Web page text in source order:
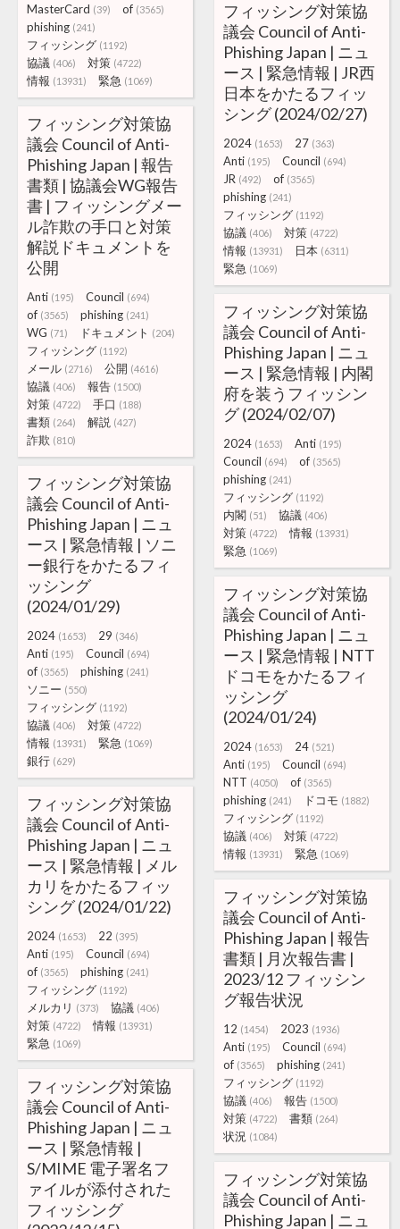
MasterCard (39) of (3565)
phishing (241)
フィッシング (1192)
協議 (406) 対策 (4722)
情報 (13931) 緊急 (1069)
フィッシング対策協
議会 Council of Anti-
Phishing Japan | ニュ
ース | 緊急情報 | JR西
日本をかたるフィッ
シング (2024/02/27)
2024 (1653) 27 (363)
Anti (195) Council (694)
JR (492) of (3565)
phishing (241)
フィッシング (1192)
協議 (406) 対策 (4722)
情報 (13931) 日本 (6311)
緊急 (1069)
フィッシング対策協
議会 Council of Anti-
Phishing Japan | 報告
書類 | 協議会WG報告
書 | フィッシングメー
ル詐欺の手口と対策
解説ドキュメントを
公開
Anti (195) Council (694)
of (3565) phishing (241)
WG (71) ドキュメント (204)
フィッシング (1192)
メール (2716) 公開 (4616)
協議 (406) 報告 (1500)
対策 (4722) 手口 (188)
書類 (264) 解説 (427)
詐欺 (810)
フィッシング対策協
議会 Council of Anti-
Phishing Japan | ニュ
ース | 緊急情報 | 内閣
府を装うフィッシン
グ (2024/02/07)
2024 (1653) Anti (195)
Council (694) of (3565)
phishing (241)
フィッシング (1192)
内閣 (51) 協議 (406)
対策 (4722) 情報 (13931)
緊急 (1069)
フィッシング対策協
議会 Council of Anti-
Phishing Japan | ニュ
ース | 緊急情報 | ソニ
ー銀行をかたるフィ
ッシング
(2024/01/29)
2024 (1653) 29 (346)
Anti (195) Council (694)
of (3565) phishing (241)
ソニー (550)
フィッシング (1192)
協議 (406) 対策 (4722)
情報 (13931) 緊急 (1069)
銀行 (629)
フィッシング対策協
議会 Council of Anti-
Phishing Japan | ニュ
ース | 緊急情報 | NTT
ドコモをかたるフィ
ッシング
(2024/01/24)
2024 (1653) 24 (521)
Anti (195) Council (694)
NTT (4050) of (3565)
phishing (241) ドコモ (1882)
フィッシング (1192)
協議 (406) 対策 (4722)
情報 (13931) 緊急 (1069)
フィッシング対策協
議会 Council of Anti-
Phishing Japan | ニュ
ース | 緊急情報 | メル
カリをかたるフィッ
シング (2024/01/22)
2024 (1653) 22 (395)
Anti (195) Council (694)
of (3565) phishing (241)
フィッシング (1192)
メルカリ (373) 協議 (406)
対策 (4722) 情報 (13931)
緊急 (1069)
フィッシング対策協
議会 Council of Anti-
Phishing Japan | 報告
書類 | 月次報告書 |
2023/12 フィッシン
グ報告状況
12 (1454) 2023 (1936)
Anti (195) Council (694)
of (3565) phishing (241)
フィッシング (1192)
協議 (406) 報告 (1500)
対策 (4722) 書類 (264)
状況 (1084)
フィッシング対策協
議会 Council of Anti-
Phishing Japan | ニュ
ース | 緊急情報 |
S/MIME 電子署名フ
ァイルが添付された
フィッシング
フィッシング対策協
議会 Council of Anti-
Phishing Japan | ニュ